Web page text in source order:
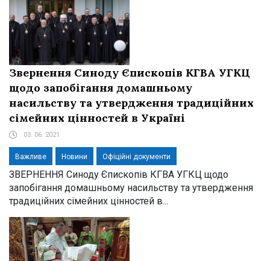
Звернення Синоду Єпископів КГВА УГКЦ
щодо запобігання домашньому
насильству та утвердження традиційних
сімейних цінностей в Україні
03. 06. 2021
Важливе Новини Офіційні документи
ЗВЕРНЕННЯ Синоду Єпископів КГВА УГКЦ щодо
запобігання домашньому насильству та утвердження
традиційних сімейних цінностей в...